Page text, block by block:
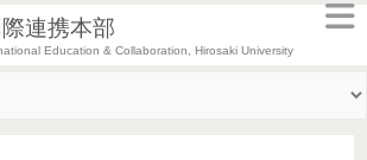
連携本部
Education & Collaboration, Hirosaki University